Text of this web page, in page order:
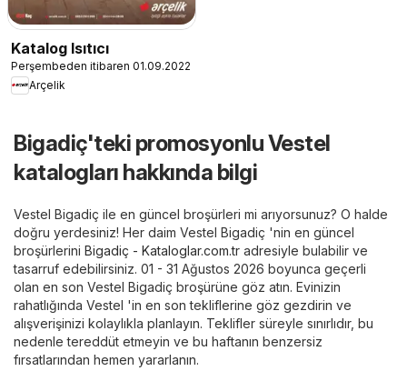
Katalog Isıtıcı
Perşembeden itibaren 01.09.2022
Arçelik
Bigadiç'teki promosyonlu Vestel
katalogları hakkında bilgi
Vestel Bigadiç ile en güncel broşürleri mi arıyorsunuz? O halde
doğru yerdesiniz! Her daim Vestel Bigadiç 'nin en güncel
broşürlerini Bigadiç - Kataloglar.com.tr adresiyle bulabilir ve
tasarruf edebilirsiniz. 01 - 31 Ağustos 2026 boyunca geçerli
olan en son Vestel Bigadiç broşürüne göz atın. Evinizin
rahatlığında Vestel 'in en son tekliflerine göz gezdirin ve
alışverişinizi kolaylıkla planlayın. Teklifler süreyle sınırlıdır, bu
nedenle tereddüt etmeyin ve bu haftanın benzersiz
fırsatlarından hemen yararlanın.